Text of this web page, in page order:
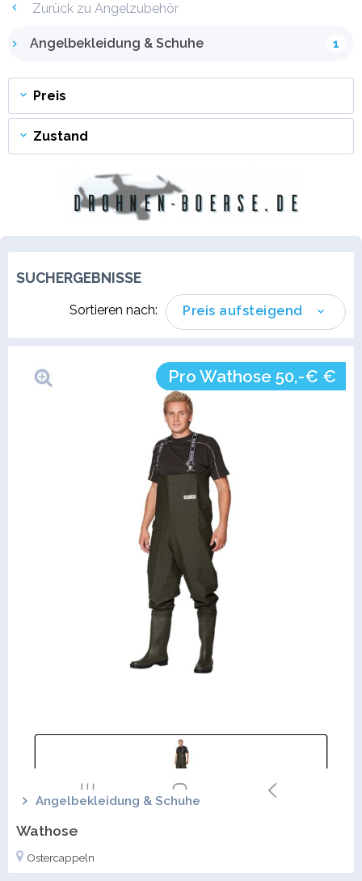
Zurück zu Angelzubehör
Angelbekleidung & Schuhe 1
Preis
Zustand
SUCHERGEBNISSE
Preis aufsteigend
Sortieren nach:
Pro Wathose 50,-€ €
Angelbekleidung & Schuhe
Wathose
Ostercappeln